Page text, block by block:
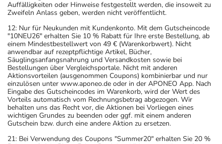
Auffälligkeiten oder Hinweise festgestellt werden, die insoweit zu
Zweifeln Anlass geben, werden nicht veröffentlicht.
12: Nur für Neukunden mit Kundenkonto. Mit dem Gutscheincode
"10NEU26" erhalten Sie 10 % Rabatt für Ihre erste Bestellung, ab
einem Mindestbestellwert von 49 € (Warenkorbwert). Nicht
anwendbar auf rezeptpflichtige Artikel, Bücher,
Säuglingsanfangsnahrung und Versandkosten sowie bei
Bestellungen über Vergleichsportale. Nicht mit anderen
Aktionsvorteilen (ausgenommen Coupons) kombinierbar und nur
einzulösen unter www.aponeo.de oder in der APONEO App. Nach
Eingabe des Gutscheincodes im Warenkorb, wird der Wert des
Vorteils automatisch vom Rechnungsbetrag abgezogen. Wir
behalten uns das Recht vor, die Aktionen bei Vorliegen eines
wichtigen Grundes zu beenden oder ggf. mit einem anderen
Gutschein bzw. durch eine andere Aktion zu ersetzen.
21: Bei Verwendung des Coupons "Summer20" erhalten Sie 20 %